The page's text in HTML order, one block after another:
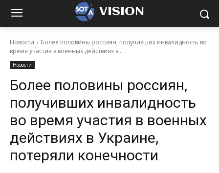
VISION
Новости
Более половины россиян, получивших инвалидность во
время участия в военных действиях в...
Новости
Более половины россиян,
получивших инвалидность
во время участия в военных
действиях в Украине,
потеряли конечности